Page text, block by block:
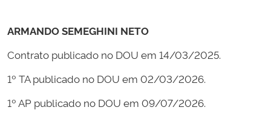
ARMANDO SEMEGHINI NETO
Contrato publicado no DOU em 14/03/2025.
1º TA publicado no DOU em 02/03/2026.
1º AP publicado no DOU em 09/07/2026.